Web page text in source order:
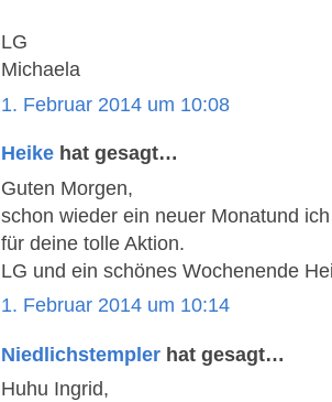
LG
Michaela
1. Februar 2014 um 10:08
Heike hat gesagt…
Guten Morgen,
schon wieder ein neuer Monatund
für deine tolle Aktion.
LG und ein schönes Wochenende
1. Februar 2014 um 10:14
Niedlichstempler hat gesagt…
Huhu Ingrid,